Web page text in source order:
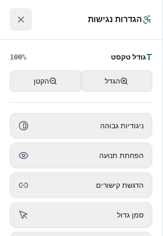
הגדרות נגישות
Tגודל טקסט 100%
הגדל הקטן
ניגודיות גבוהה
הפחתת תנועה
הדגשת קישורים
סמן גדול